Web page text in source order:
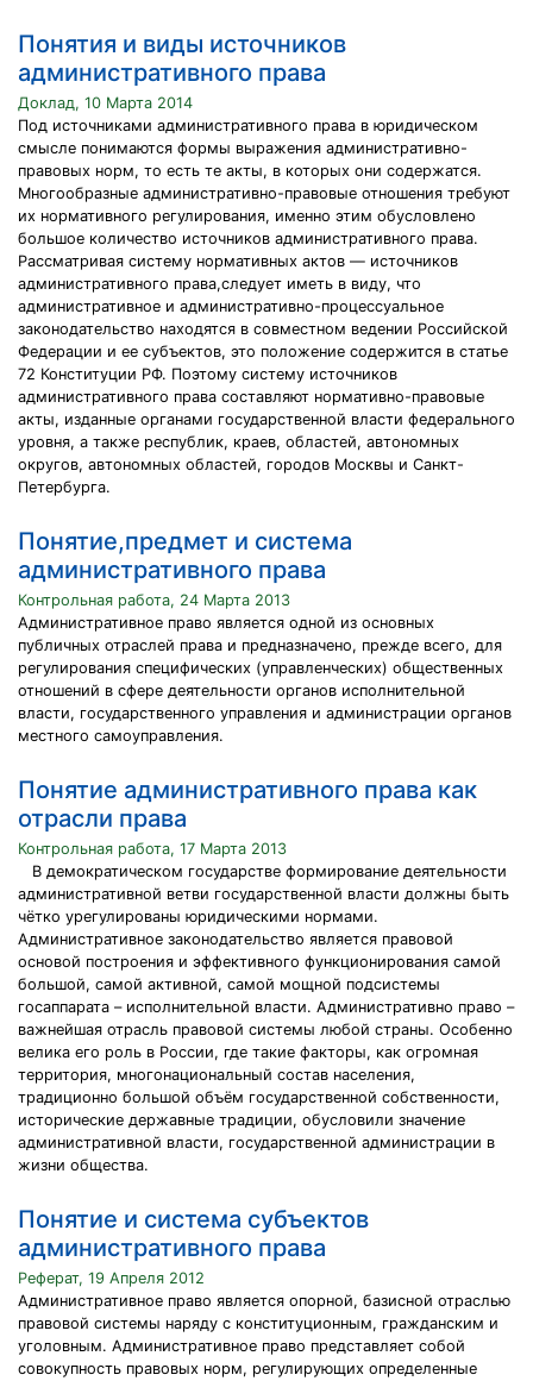
Понятия и виды источников
административного права
Доклад, 10 Марта 2014
Под источниками административного права в юридическом
смысле понимаются формы выражения административно-
правовых норм, то есть те акты, в которых они содержатся.
Многообразные административно-правовые отношения требуют
их нормативного регулирования, именно этим обусловлено
большое количество источников административного права.
Рассматривая систему нормативных актов — источников
административного права,следует иметь в виду, что
административное и административно-процессуальное
законодательство находятся в совместном ведении Российской
Федерации и ее субъектов, это положение содержится в статье
72 Конституции РФ. Поэтому систему источников
административного права составляют нормативно-правовые
акты, изданные органами государственной власти федерального
уровня, а также республик, краев, областей, автономных
округов, автономных областей, городов Москвы и Санкт-
Петербурга.
Понятие,предмет и система
административного права
Контрольная работа, 24 Марта 2013
Административное право является одной из основных
публичных отраслей права и предназначено, прежде всего, для
регулирования специфических (управленческих) общественных
отношений в сфере деятельности органов исполнительной
власти, государственного управления и администрации органов
местного самоуправления.
Понятие административного права как
отрасли права
Контрольная работа, 17 Марта 2013
В демократическом государстве формирование деятельности
административной ветви государственной власти должны быть
чётко урегулированы юридическими нормами.
Административное законодательство является правовой
основой построения и эффективного функционирования самой
большой, самой активной, самой мощной подсистемы
госаппарата – исполнительной власти. Административно право –
важнейшая отрасль правовой системы любой страны. Особенно
велика его роль в России, где такие факторы, как огромная
территория, многонациональный состав населения,
традиционно большой объём государственной собственности,
исторические державные традиции, обусловили значение
административной власти, государственной администрации в
жизни общества.
Понятие и система субъектов
административного права
Реферат, 19 Апреля 2012
Административное право является опорной, базисной отраслью
правовой системы наряду с конституционным, гражданским и
уголовным. Административное право представляет собой
совокупность правовых норм, регулирующих определенные